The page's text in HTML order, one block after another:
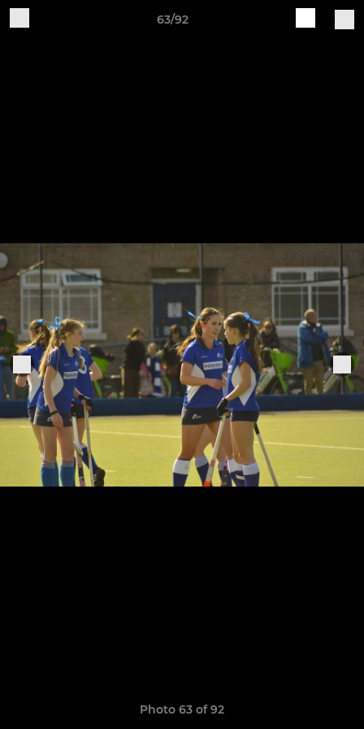
63/92
Photo 63 of 92